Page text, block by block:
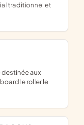
le roller le